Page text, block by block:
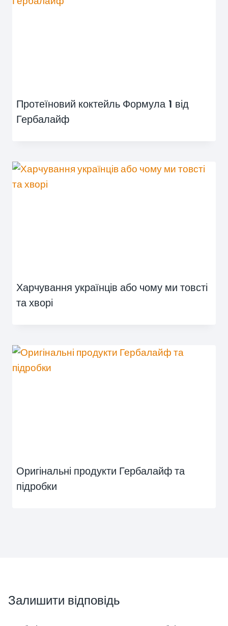
Протеїновий коктейль Формула 1 від
Гербалайф
Харчування українців або чому ми товсті
та хворі
Оригінальні продукти Гербалайф та
підробки
Залишити відповідь